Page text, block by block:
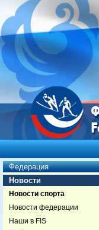
Федерация
Новости
Новости спорта
Новости федерации
Наши в FIS